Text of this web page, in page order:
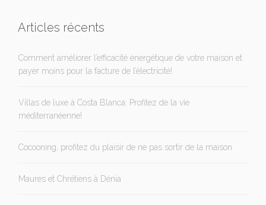
Articles récents
Comment améliorer l’efficacité énergétique de votre maison et
payer moins pour la facture de l’électricité!
Villas de luxe à Costa Blanca: Profitez de la vie
méditerranéenne!
Cocooning, profitez du plaisir de ne pas sortir de la maison
Maures et Chrétiens à Dénia